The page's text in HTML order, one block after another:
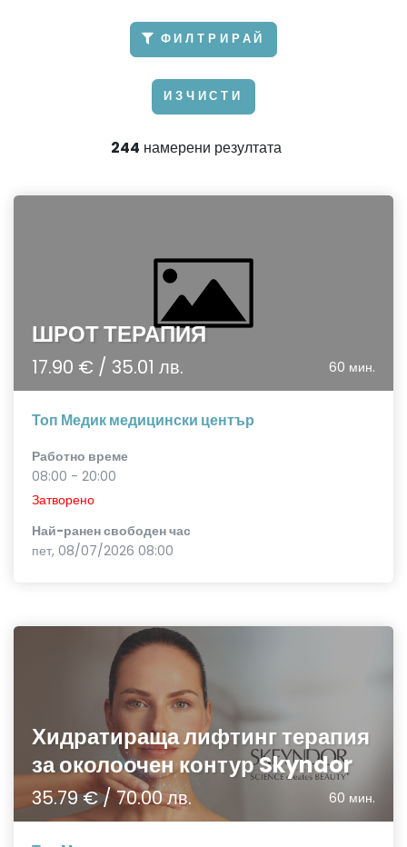
ФИЛТРИРАЙ
ИЗЧИСТИ
244 намерени резултата
ШРОТ ТЕРАПИЯ
17.90 € / 35.01 лв. 60 мин.
Топ Медик медицински център
Работно време
08:00 - 20:00
Затворено
Най-ранен свободен час
пет, 08/07/2026 08:00
Хидратираща лифтинг терапия
за околоочен контур Skyndor
35.79 € / 70.00 лв. 60 мин.